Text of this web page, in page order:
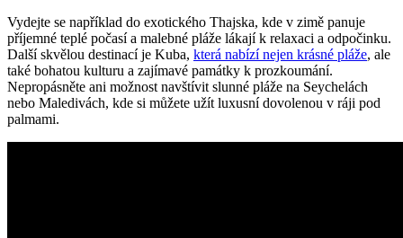
Vydejte se například⁢ do ‌exotického Thajska,​ kde v zimě panuje
příjemné teplé počasí a malebné ⁣pláže lákají ‍k relaxaci a ‍odpočinku.
Další⁤ skvělou destinací je Kuba, která nabízí nejen krásné pláže, ale
také bohatou kulturu a zajímavé památky ⁣k ⁣prozkoumání.⁢
Nepropásněte ani⁢ možnost navštívit slunné pláže na Seychelách
nebo Maledivách, kde si‍ můžete užít luxusní dovolenou v ráji pod
palmami.